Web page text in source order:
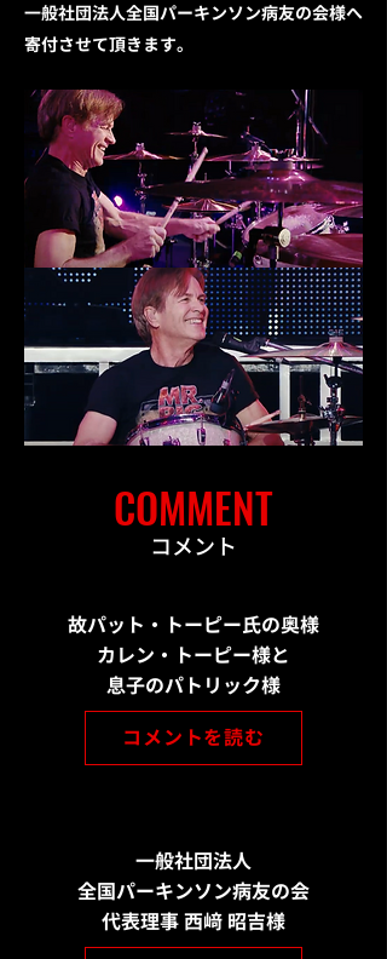
一般社団法人全国パーキンソン病友の会様へ
寄付させて頂きます。
COMMENT
コメント
​故パット ・トーピー氏の奥様
カレン・トーピー様と
息子のパトリック様
コメントを読む
一般社団法人
全国パーキンソン病友の会
代表理事 西﨑 昭吉様